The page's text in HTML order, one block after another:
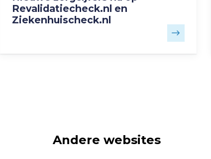
Revalidatiecheck.nl en
Ziekenhuischeck.nl
Andere websites